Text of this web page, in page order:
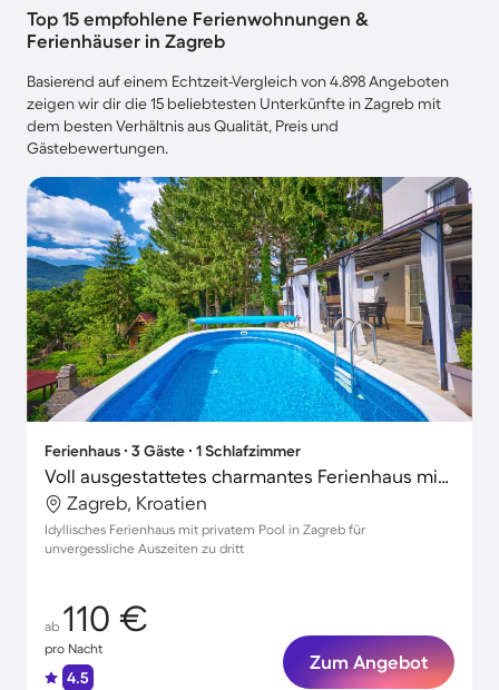
Top 15 empfohlene Ferienwohnungen &
Ferienhäuser in Zagreb
Basierend auf einem Echtzeit-Vergleich von 4.898 Angeboten
zeigen wir dir die 15 beliebtesten Unterkünfte in Zagreb mit
dem besten Verhältnis aus Qualität, Preis und
Gästebewertungen.
Ferienhaus ∙ 3 Gäste ∙ 1 Schlafzimmer
Voll ausgestattetes charmantes Ferienhaus mit Terrasse, Grill und privatem Pool | Panoramablick
Zagreb, Kroatien
Idyllisches Ferienhaus mit privatem Pool in Zagreb für
unvergessliche Auszeiten zu dritt
ab 110 €
pro Nacht
4.5
Zum Angebot